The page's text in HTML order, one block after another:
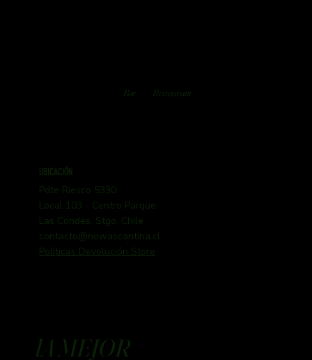
Bar Restaurant
UBICACIÓN
Pdte Riesco 5330
Local 103 - Centro Parque
Las Condes, Stgo, Chile
contacto@nowascantina.cl
Políticas Devolución Store
lA MEJOR